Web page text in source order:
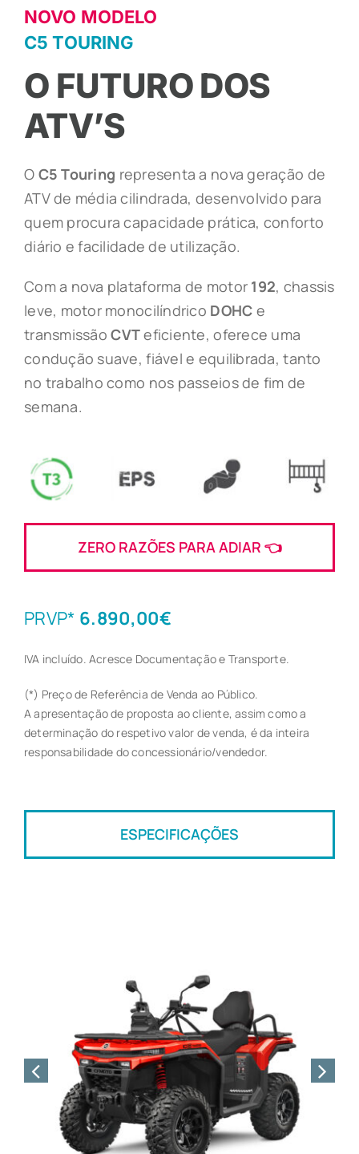
APOIO AO CLIENTE
NOVO MODELO
C5 TOURING
O FUTURO DOS
ATV’S
O C5 Touring representa a nova geração de
ATV de média cilindrada, desenvolvido para
quem procura capacidade prática, conforto
diário e facilidade de utilização.
Com a nova plataforma de motor 192, chassis
leve, motor monocilíndrico DOHC e
transmissãoCVTeficiente, oferece uma
condução suave, fiável e equilibrada, tanto
no trabalho como nos passeios de fim de
semana.
ZERO RAZÕES PARA ADIAR 👈
PRVP* 6.890,00€
IVA incluído. Acresce Documentação e Transporte.
(*) Preço de Referência de Venda ao Público.
A apresentação de proposta ao cliente, assim como a
determinação do respetivo valor de venda, é da inteira
responsabilidade do concessionário/vendedor.
ESPECIFICAÇÕES